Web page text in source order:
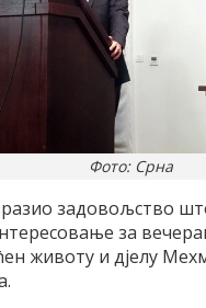
Фото: Срна
задовољство
за
животу и дјелу